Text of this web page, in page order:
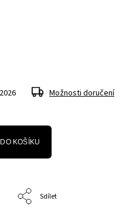
Možnosti doručení
KOŠÍKU
Sdílet